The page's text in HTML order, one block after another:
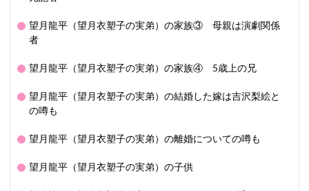
望月龍平（望月衣塑子の実弟）の家族③ 母親は演劇関係
者
望月龍平（望月衣塑子の実弟）の家族④ 5歳上の兄
望月龍平（望月衣塑子の実弟）の結婚した嫁は吉沢梨絵と
の噂も
望月龍平（望月衣塑子の実弟）の離婚についての噂も
望月龍平（望月衣塑子の実弟）の子供